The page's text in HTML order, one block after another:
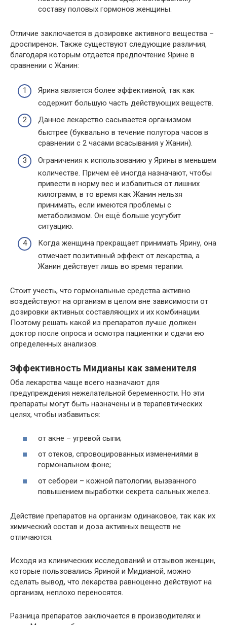
составу половых гормонов женщины.
Отличие заключается в дозировке активного вещества –
дроспиренон. Также существуют следующие различия,
благодаря которым отдается предпочтение Ярине в
сравнении с Жанин:
Ярина является более эффективной, так как
содержит большую часть действующих веществ.
Данное лекарство сасывается организмом
быстрее (буквально в течение полутора часов в
сравнении с 2 часами всасывания у Жанин).
Ограничения к использованию у Ярины в меньшем
количестве. Причем её иногда назначают, чтобы
привести в норму вес и избавиться от лишних
килограмм, в то время как Жанин нельзя
принимать, если имеются проблемы с
метаболизмом. Он ещё больше усугубит
ситуацию.
Когда женщина прекращает принимать Ярину, она
отмечает позитивный эффект от лекарства, а
Жанин действует лишь во время терапии.
Стоит учесть, что гормональные средства активно
воздействуют на организм в целом вне зависимости от
дозировки активных составляющих и их комбинации.
Поэтому решать какой из препаратов лучше должен
доктор после опроса и осмотра пациентки и сдачи ею
определенных анализов.
Эффективность Мидианы как заменителя
Оба лекарства чаще всего назначают для
предупреждения нежелательной беременности. Но эти
препараты могут быть назначены и в терапевтических
целях, чтобы избавиться:
от акне – угревой сыпи;
от отеков, спровоцированных изменениями в
гормональном фоне;
от себореи – кожной патологии, вызванного
повышением выработки секрета сальных желез.
Действие препаратов на организм одинаковое, так как их
химический состав и доза активных веществ не
отличаются.
Исходя из клинических исследований и отзывов женщин,
которые пользовались Яриной и Мидианой, можно
сделать вывод, что лекарства равноценно действуют на
организм, неплохо переносятся.
Разница препаратов заключается в производителях и